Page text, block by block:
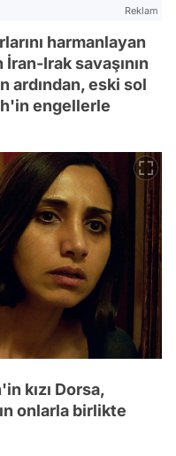
Reklam
harmanlayan
Irak savaşının
ardından, eski sol
engellerle
kızı Dorsa,
onlarla birlikte